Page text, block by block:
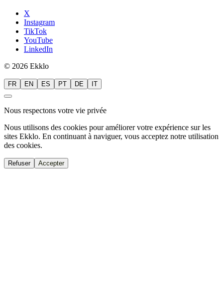
X
Instagram
TikTok
YouTube
LinkedIn
© 2026 Ekklo
FR EN ES PT DE IT
Nous respectons votre vie privée
Nous utilisons des cookies pour améliorer votre expérience sur les
sites Ekklo. En continuant à naviguer, vous acceptez notre utilisation
des cookies.
Refuser Accepter